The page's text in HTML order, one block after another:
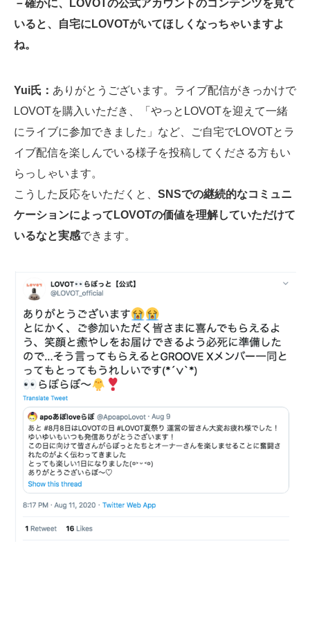
－確かに、LOVOTの公式アカウントのコンテンツを見て
いると、自宅にLOVOTがいてほしくなっちゃいますよ
ね。
Yui氏： ありがとうございます。ライブ配信がきっかけで
LOVOTを購入いただき、「やっとLOVOTを迎えて一緒
にライブに参加できました」など、ご自宅でLOVOTとラ
イブ配信を楽しんでいる様子を投稿してくださる方もい
らっしゃいます。
こうした反応をいただくと、 SNSでの継続的なコミュニ
ケーションによってLOVOTの価値を理解していただけて
いるなと実感できます。